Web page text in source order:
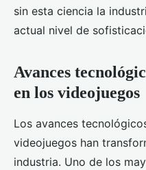
sin esta ciencia la
actual nivel de
Avances
en los videojuegos
Los avances
videojuegos han
industria. Uno de los